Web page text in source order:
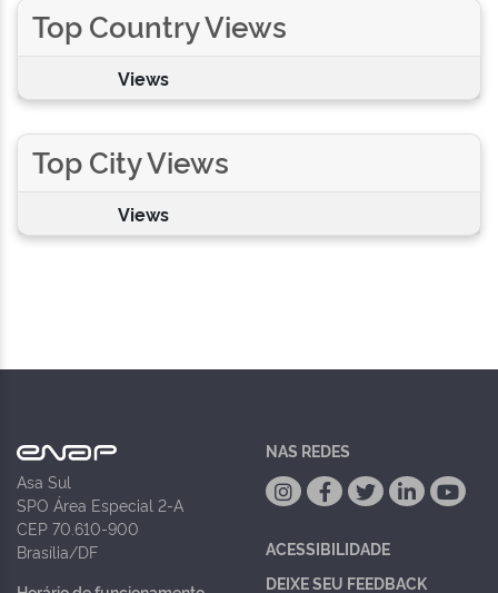
Top Country Views
Views
Top City Views
Views
Asa Sul
SPO Área Especial 2-A
CEP 70.610-900
Brasília/DF
NAS REDES
ACESSIBILIDADE
DEIXE SEU FEEDBACK